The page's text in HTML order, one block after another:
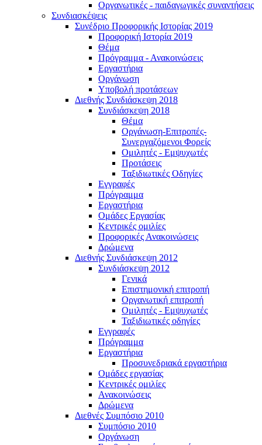
Οργανωτικές - παιδαγωγικές συναντήσεις
Συνδιασκέψεις
Συνέδριο Προφορικής Ιστορίας 2019
Προφορική Ιστορία 2019
Θέμα
Πρόγραμμα - Ανακοινώσεις
Εργαστήρια
Οργάνωση
Υποβολή προτάσεων
Διεθνής Συνδιάσκεψη 2018
Συνδιάσκεψη 2018
Θέμα
Οργάνωση-Επιτροπές-
Συνεργαζόμενοι Φορείς
Ομιλητές - Εμψυχωτές
Προτάσεις
Ταξιδιωτικές Οδηγίες
Εγγραφές
Πρόγραμμα
Εργαστήρια
Ομάδες Εργασίας
Κεντρικές ομιλίες
Προφορικές Ανακοινώσεις
Δρώμενα
Διεθνής Συνδιάσκεψη 2012
Συνδιάσκεψη 2012
Γενικά
Επιστημονική επιτροπή
Οργανωτική επιτροπή
Ομιλητές - Εμψυχωτές
Ταξιδιωτικές οδηγίες
Εγγραφές
Πρόγραμμα
Εργαστήρια
Προσυνεδριακά εργαστήρια
Ομάδες εργασίας
Κεντρικές ομιλίες
Ανακοινώσεις
Δρώμενα
Διεθνές Συμπόσιο 2010
Συμπόσιο 2010
Οργάνωση